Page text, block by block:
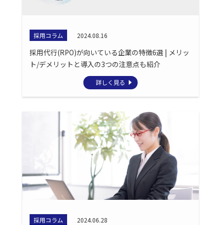
採用コラム 2024.08.16
採用代行(RPO)が向いている企業の特徴6選 | メリッ
ト/デメリットと導入の3つの注意点も紹介
詳しく見る
採用コラム 2024.06.28